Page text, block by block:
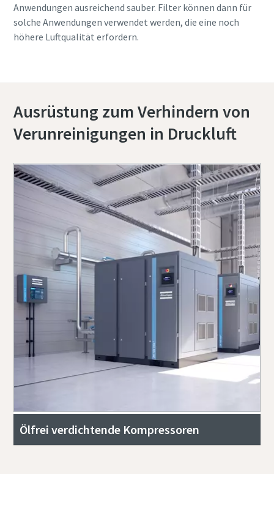
Anwendungen ausreichend sauber. Filter können dann für
solche Anwendungen verwendet werden, die eine noch
höhere Luftqualität erfordern.
Ausrüstung zum Verhindern von
Verunreinigungen in Druckluft
Ölfrei verdichtende Kompressoren